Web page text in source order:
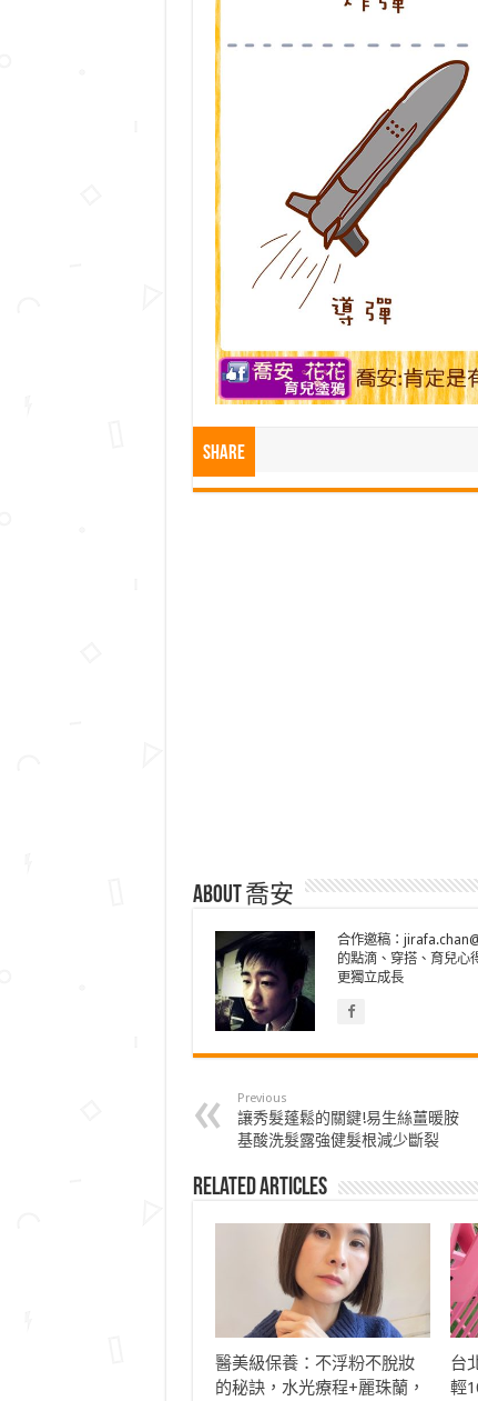
Share
About 喬安
合作邀稿：
的點滴、穿搭、育兒心
更獨立成長
Previous
讓秀髮蓬鬆的關鍵!易生絲薑暖胺
基酸洗髮露強健髮根減少斷裂
Related Articles
醫美級保養：不浮粉不脫妝
的秘訣，水光療程+麗珠蘭，
台
輕